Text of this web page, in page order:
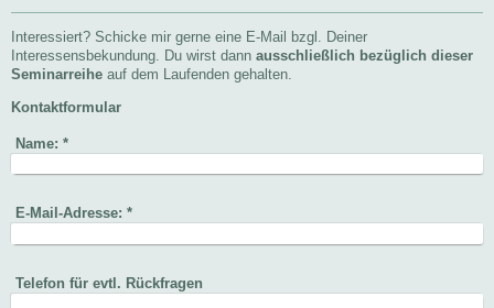
Interessiert? Schicke mir gerne eine E-Mail bzgl. Deiner
Interessensbekundung. Du wirst dann ausschließlich bezüglich dieser
Seminarreihe auf dem Laufenden gehalten.
Kontaktformular
Name: *
E-Mail-Adresse: *
Telefon für evtl. Rückfragen